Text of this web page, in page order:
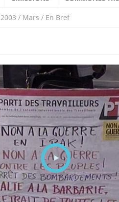
2003 / Mars / En Bref